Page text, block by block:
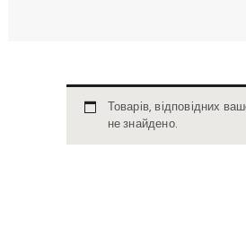
Товарів, відповідних
не знайдено.